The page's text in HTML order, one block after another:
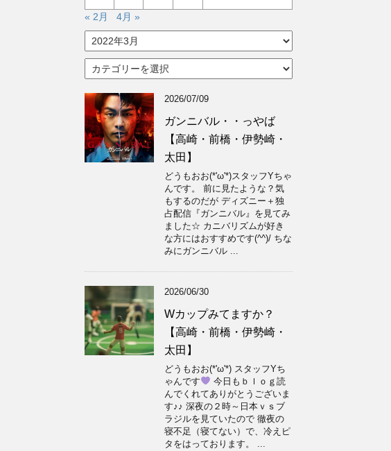
« 2月
4月 »
ア
ー
イ
ブ
テ
ゴ
ー
2026/07/09
ガンニバル・・っやば
【高崎・前橋・伊勢崎・
太田】
どうもおお(*'ω'*)スタッフYちゃ
んです。 前に見たような？気
もするのだが ディズニー＋独
占配信『ガンニバル』を見てみ
ました☆ カニバリズムが好き
な方にはおすすめです(^^)/ ちな
みにガンニバル ...
2026/06/30
Wカップみてますか？
【高崎・前橋・伊勢崎・
太田】
どうもおお(*'ω'*) スタッフYち
ゃんです
今日もｂｌｏｇ読
んでくれてありがとうございま
す♪♪ 深夜の２時～日本ｖｓブ
ラジルを見ていたので 徹夜の
寝不足（寝てない）で、冷えピ
タをはっております。 ...